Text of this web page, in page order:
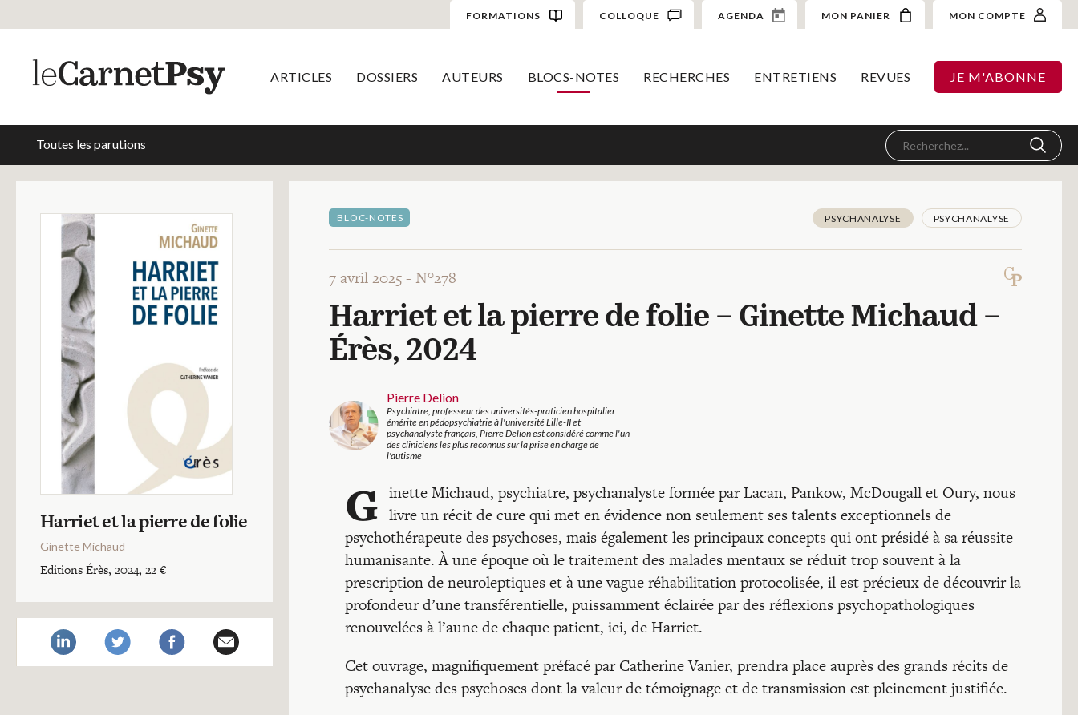
FORMATIONS COLLOQUE AGENDA MON PANIER MON COMPTE
ARTICLES DOSSIERS AUTEURS BLOCS-NOTES RECHERCHES ENTRETIENS REVUES JE M'ABONNE
Toutes les parutions
Harriet et la pierre de folie
Ginette Michaud
Editions Érès, 2024, 22 €
BLOC-NOTES PSYCHANALYSE PSYCHANALYSE
7 avril 2025 - N°278
Harriet et la pierre de folie – Ginette Michaud –
Érès, 2024
Pierre Delion
Psychiatre, professeur des universités-praticien hospitalier
émérite en pédopsychiatrie à l'université Lille-II et
psychanalyste français, Pierre Delion est considéré comme l'un
des cliniciens les plus reconnus sur la prise en charge de
l'autisme
G inette Michaud, psychiatre, psychanalyste formée par Lacan, Pankow, McDougall et Oury, nous
livre un récit de cure qui met en évidence non seulement ses talents exceptionnels de
psychothérapeute des psychoses, mais également les principaux concepts qui ont présidé à sa réussite
humanisante. À une époque où le traitement des malades mentaux se réduit trop souvent à la
prescription de neuroleptiques et à une vague réhabilitation protocolisée, il est précieux de découvrir la
profondeur d’une transférentielle, puissamment éclairée par des réflexions psychopathologiques
renouvelées à l’aune de chaque patient, ici, de Harriet.
Cet ouvrage, magnifiquement préfacé par Catherine Vanier, prendra place auprès des grands récits de
psychanalyse des psychoses dont la valeur de témoignage et de transmission est pleinement justifiée.